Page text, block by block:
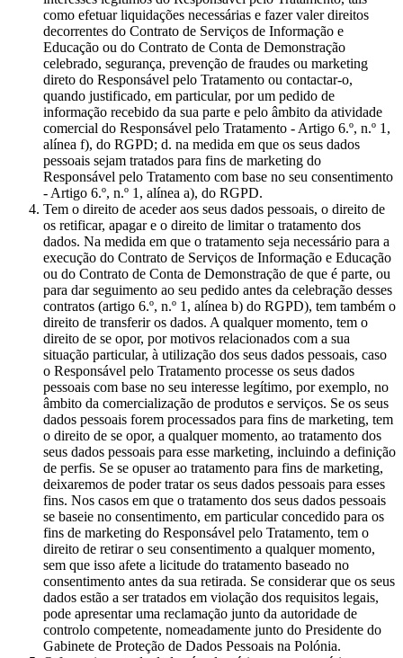
como efetuar liquidações necessárias e fazer valer direitos
decorrentes do Contrato de Serviços de Informação e
Educação ou do Contrato de Conta de Demonstração
celebrado, segurança, prevenção de fraudes ou marketing
direto do Responsável pelo Tratamento ou contactar-o,
quando justificado, em particular, por um pedido de
informação recebido da sua parte e pelo âmbito da atividade
comercial do Responsável pelo Tratamento - Artigo 6.º, n.º 1,
alínea f), do RGPD; d. na medida em que os seus dados
pessoais sejam tratados para fins de marketing do
Responsável pelo Tratamento com base no seu consentimento
- Artigo 6.º, n.º 1, alínea a), do RGPD.
Tem o direito de aceder aos seus dados pessoais, o direito de
os retificar, apagar e o direito de limitar o tratamento dos
dados. Na medida em que o tratamento seja necessário para a
execução do Contrato de Serviços de Informação e Educação
ou do Contrato de Conta de Demonstração de que é parte, ou
para dar seguimento ao seu pedido antes da celebração desses
contratos (artigo 6.º, n.º 1, alínea b) do RGPD), tem também o
direito de transferir os dados. A qualquer momento, tem o
direito de se opor, por motivos relacionados com a sua
situação particular, à utilização dos seus dados pessoais, caso
o Responsável pelo Tratamento processe os seus dados
pessoais com base no seu interesse legítimo, por exemplo, no
âmbito da comercialização de produtos e serviços. Se os seus
dados pessoais forem processados para fins de marketing, tem
o direito de se opor, a qualquer momento, ao tratamento dos
seus dados pessoais para esse marketing, incluindo a definição
de perfis. Se se opuser ao tratamento para fins de marketing,
deixaremos de poder tratar os seus dados pessoais para esses
fins. Nos casos em que o tratamento dos seus dados pessoais
se baseie no consentimento, em particular concedido para os
fins de marketing do Responsável pelo Tratamento, tem o
direito de retirar o seu consentimento a qualquer momento,
sem que isso afete a licitude do tratamento baseado no
consentimento antes da sua retirada. Se considerar que os seus
dados estão a ser tratados em violação dos requisitos legais,
pode apresentar uma reclamação junto da autoridade de
controlo competente, nomeadamente junto do Presidente do
Gabinete de Proteção de Dados Pessoais na Polónia.